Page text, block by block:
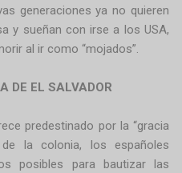
generaciones ya no quieren
y sueñan con irse a los USA,
al ir como “mojados”.
DE EL SALVADOR
predestinado por la “gracia
la colonia, los españoles
posibles para bautizar las